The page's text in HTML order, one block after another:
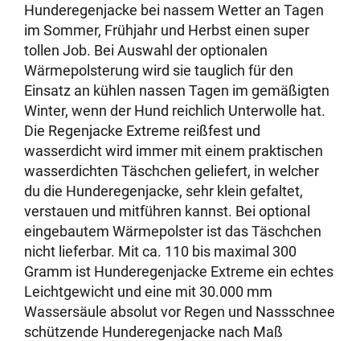
Hunderegenjacke bei nassem Wetter an Tagen
im Sommer, Frühjahr und Herbst einen super
tollen Job. Bei Auswahl der optionalen
Wärmepolsterung wird sie tauglich für den
Einsatz an kühlen nassen Tagen im gemäßigten
Winter, wenn der Hund reichlich Unterwolle hat.
Die Regenjacke Extreme reißfest und
wasserdicht wird immer mit einem praktischen
wasserdichten Täschchen geliefert, in welcher
du die Hunderegenjacke, sehr klein gefaltet,
verstauen und mitführen kannst. Bei optional
eingebautem Wärmepolster ist das Täschchen
nicht lieferbar. Mit ca. 110 bis maximal 300
Gramm ist Hunderegenjacke Extreme ein echtes
Leichtgewicht und eine mit 30.000 mm
Wassersäule absolut vor Regen und Nassschnee
schützende Hunderegenjacke nach Maß